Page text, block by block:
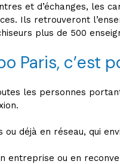
et d’échanges, les
Ils retrouveront
plus de 500
Paris, c’est
les personnes
ou déjà en réseau, qui
entreprise ou en